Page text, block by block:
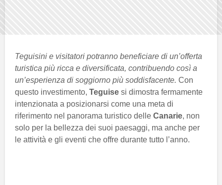
Teguisini e visitatori potranno beneficiare di un’offerta
turistica più ricca e diversificata, contribuendo così a
un’esperienza di soggiorno più soddisfacente. Con
questo investimento, Teguise si dimostra fermamente
intenzionata a posizionarsi come una meta di
riferimento nel panorama turistico delle Canarie, non
solo per la bellezza dei suoi paesaggi, ma anche per
le attività e gli eventi che offre durante tutto l’anno.